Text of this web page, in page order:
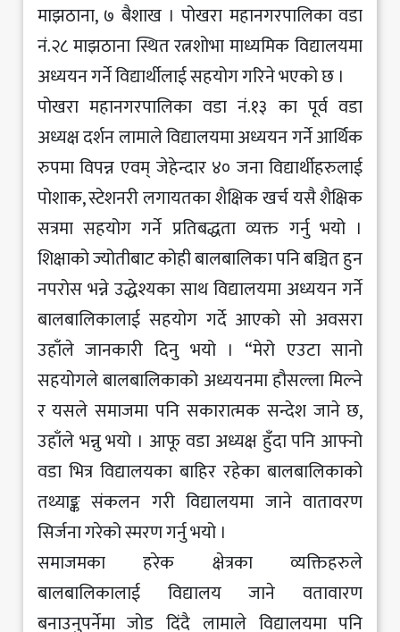
माझठाना, ७ बैशाख । पोखरा महानगरपालिका वडा
नं.२८ माझठाना स्थित रत्नशोभा माध्यमिक विद्यालयमा
अध्ययन गर्ने विद्यार्थीलाई सहयोग गरिने भएको छ ।
पोखरा महानगरपालिका वडा नं.१३ का पूर्व वडा
अध्यक्ष दर्शन लामाले विद्यालयमा अध्ययन गर्ने आर्थिक
रुपमा विपन्न एवम् जेहेन्दार ४० जना विद्यार्थीहरुलाई
पोशाक, स्टेशनरी लगायतका शैक्षिक खर्च यसै शैक्षिक
सत्रमा सहयोग गर्ने प्रतिबद्धता व्यक्त गर्नु भयो ।
शिक्षाको ज्योतीबाट कोही बालबालिका पनि बञ्चित हुन
नपरोस भन्ने उद्धेश्यका साथ विद्यालयमा अध्ययन गर्ने
बालबालिकालाई सहयोग गर्दे आएको सो अवसरा
उहाँले जानकारी दिनु भयो । “मेरो एउटा सानो
सहयोगले बालबालिकाको अध्ययनमा हौसल्ला मिल्ने
र यसले समाजमा पनि सकारात्मक सन्देश जाने छ,
उहाँले भन्नु भयो । आफू वडा अध्यक्ष हुँदा पनि आफ्नो
वडा भित्र विद्यालयका बाहिर रहेका बालबालिकाको
तथ्याङ्क संकलन गरी विद्यालयमा जाने वातावरण
सिर्जना गरेको स्मरण गर्नु भयो ।
समाजमका हरेक क्षेत्रका व्यक्तिहरुले
बालबालिकालाई विद्यालय जाने वतावारण
बनाउनुपर्नेमा जोड दिंदै लामाले विद्यालयमा पनि